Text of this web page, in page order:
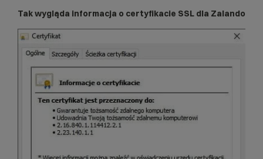
Tak wygląda informacja o certyfikacie SSL dla Zalando